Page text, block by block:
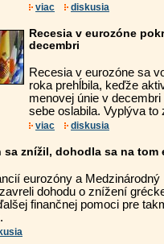
viac diskusia
Recesia v eurozóne
decembri
Recesia v eurozóne sa
roka prehĺbila, keďže
menovej únie v
sebe oslabila. Vyplýva to
viac diskusia
sa znížil, dohodla sa na tom
eurozóny a
dohodu o znížení
finančnej pomoci pre